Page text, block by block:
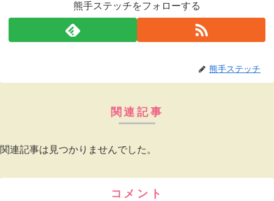
熊手ステッチをフォローする
熊手ステッチ
関連記事
関連記事は見つかりませんでした。
コメント